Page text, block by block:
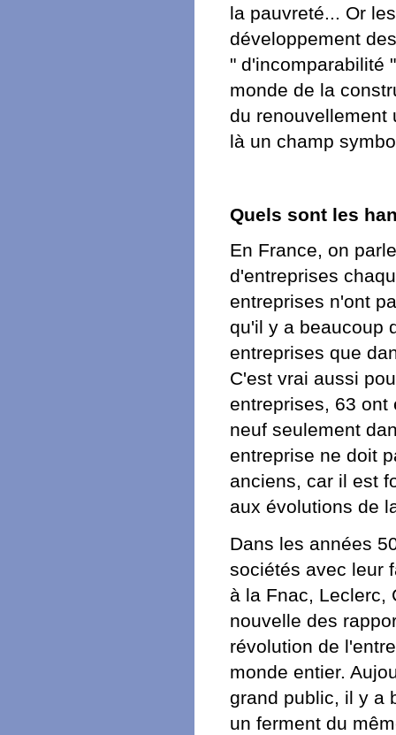
la pauvreté... Or
développement
" d'incomparabilité
monde de la
du renouvellement
là un champ
Quels sont les
En France, on
d'entreprises
entreprises n'ont
qu'il y a beaucoup
entreprises que
C'est vrai aussi
entreprises, 63 ont
neuf seulement
entreprise ne doit
anciens, car il est
aux évolutions de
Dans les années
sociétés avec leur
à la Fnac, Leclerc,
nouvelle des
révolution de
monde entier.
grand public, il y a
un ferment du